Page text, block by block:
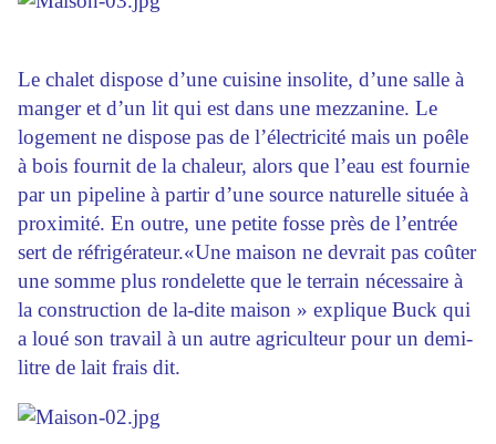
Le chalet dispose d’une cuisine insolite, d’une salle à
manger et d’un lit qui est dans une mezzanine. Le
logement ne dispose pas de l’électricité mais un poêle
à bois fournit de la chaleur, alors que l’eau est fournie
par un pipeline à partir d’une source naturelle située à
proximité. En outre, une petite fosse près de l’entrée
sert de réfrigérateur.«Une maison ne devrait pas coûter
une somme plus rondelette que le terrain nécessaire à
la construction de la-dite maison » explique Buck qui
a loué son travail à un autre agriculteur pour un demi-
litre de lait frais dit.